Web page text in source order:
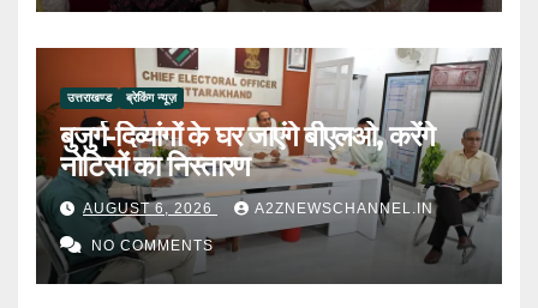
उत्तराखण्ड ब्रेकिंग न्यूज़
बुजुर्ग-दिव्यांगों के घर जाएंगे बीएलओ, करेंगे
नोटिसों का निस्तारण
AUGUST 6, 2026 A2ZNEWSCHANNEL.IN
NO COMMENTS